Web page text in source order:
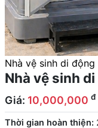
Nhà vệ sinh di động
Nhà vệ sinh
Giá: 10,000,000 đ
Thời gian hoàn thiện: